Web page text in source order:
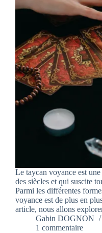
Le taycan voyance est
des siècles et qui suscite
Parmi les différentes
voyance est de plus en
article, nous allons
Gabin DOGNON
1 commentaire